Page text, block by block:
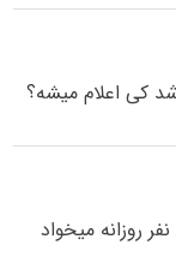
کی اعلام میشه؟
روزانه میخواد